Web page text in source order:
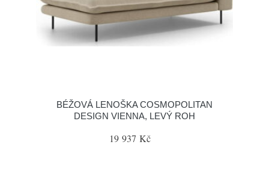
BÉŽOVÁ LENOŠKA COSMOPOLITAN
DESIGN VIENNA, LEVÝ ROH
19 937 Kč